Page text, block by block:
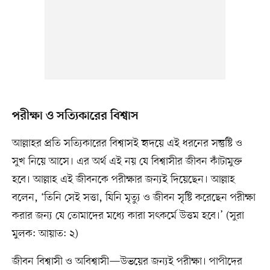
পরীক্ষা ও সত্যিকারের বিশ্বাস
আল্লাহর প্রতি সত্যিকারের বিশ্বাসই হৃদয়ে এই ধরনের সন্তুষ্টি ও
সুখ নিয়ে আসে। এর অর্থ এই নয় যে বিশ্বাসীর জীবন কাঁটামুক্ত
হবে। আল্লাহ এই জীবনকে পরীক্ষার জন্যই দিয়েছেন। আল্লাহ
বলেন, ‘তিনি সেই সত্তা, যিনি মৃত্যু ও জীবন সৃষ্টি করেছেন পরীক্ষা
করার জন্য যে তোমাদের মধ্যে কারা সৎকর্মে উত্তম হবে।’ (সুরা
মুলক: আয়াত: ২)
জীবন বিশ্বাসী ও অবিশ্বাসী—উভয়ের জন্যই পরীক্ষা। পাপীদের